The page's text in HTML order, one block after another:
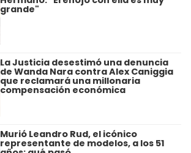
grande"
La Justicia desestimó una denuncia
de Wanda Nara contra Alex Caniggia
que reclamará una millonaria
compensación económica
Murió Leandro Rud, el icónico
representante de modelos, a los 51